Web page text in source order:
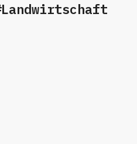
Landwirtschaft